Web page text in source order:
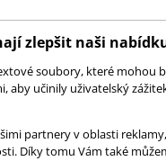
zlepšit naši
soubory, které mohou
aby učinily uživatelský
partnery v oblasti
Díky tomu Vám také